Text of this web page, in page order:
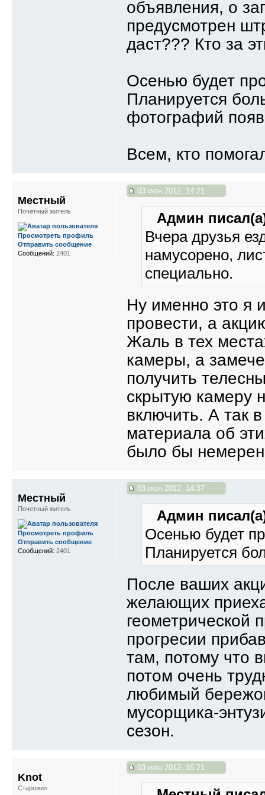
объявления, о
предусмотрен
даст??? Кто за
Осенью будет
Планируется
фотографий
Всем, кто
03 июн 2012, 14:21
Админ
Вчера друзья
намусорено,
специально.
Ну именно это я
провести, а
Жаль в тех
камеры, а
получить
скрытую камеру
включить. А так
материала об
было бы
Местный
Почетный житель
Просмотреть профиль
Отправить сообщение
Сообщений: 2401
03 июн 2012, 14:37
Админ
Осенью будет
Планируется
После ваших
желающих
геометрической
прогресии
там, потому что
потом очень
любимый
мусорщика-
сезон.
Местный
Почетный житель
Просмотреть профиль
Отправить сообщение
Сообщений: 2401
03 июн 2012, 16:21
Knot
Старожил